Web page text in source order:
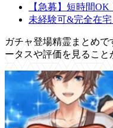
【急募】短時間
未経験可&完全在
ガチャ登場精霊まとめ
ータスや評価を見ること